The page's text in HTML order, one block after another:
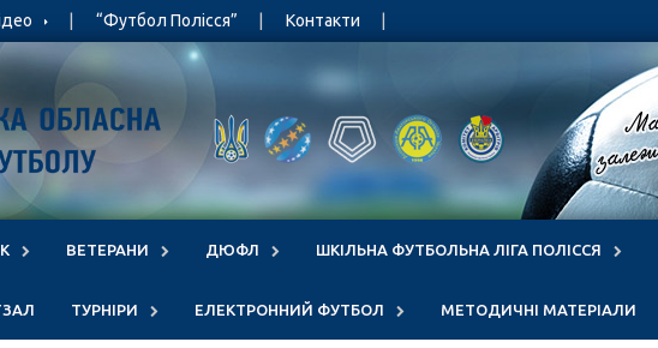
“Футбол Полісся” Контакти
ВЕТЕРАНИ ДЮФЛ ШКІЛЬНА ФУТБОЛЬНА ЛІГА ПОЛІССЯ
ТУРНІРИ ЕЛЕКТРОННИЙ ФУТБОЛ МЕТОДИЧНІ МАТЕРІАЛИ